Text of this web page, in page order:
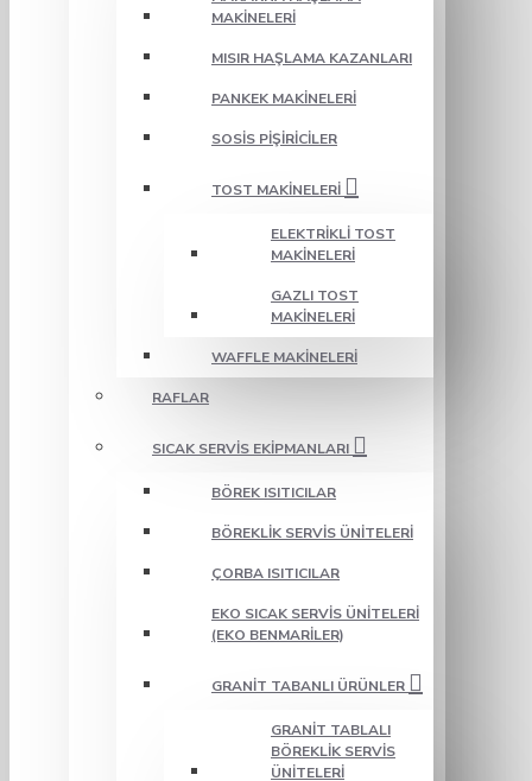
MAKINELERI
MISIR HAŞLAMA KAZANLARI
PANKEK MAKINELERI
SOSIS PIŞIRICILER
TOST MAKINELERI
ELEKTRIKLI TOST
MAKINELERI
GAZLI TOST
MAKINELERI
WAFFLE MAKINELERI
RAFLAR
SICAK SERVIS EKIPMANLARI
BÖREK ISITICILAR
BÖREKLIK SERVIS ÜNITELERI
ÇORBA ISITICILAR
EKO SICAK SERVIS ÜNITELERI
(EKO BENMARILER)
GRANIT TABANLI ÜRÜNLER
GRANIT TABLALI
BÖREKLIK SERVIS
ÜNITELERI